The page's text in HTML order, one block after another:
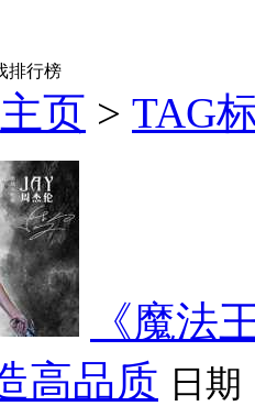
排行榜
主页 > TAG
《魔法
高品质 日期